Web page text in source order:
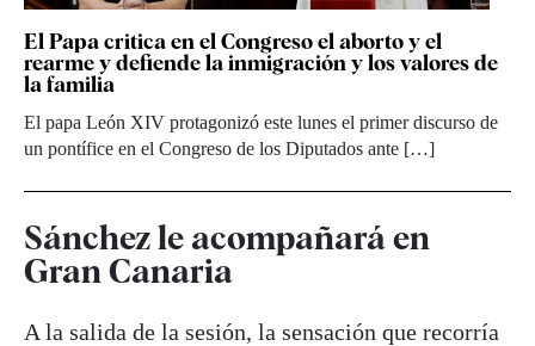
El Papa critica en el Congreso el aborto y el
rearme y defiende la inmigración y los valores de
la familia
El papa León XIV protagonizó este lunes el primer discurso de
un pontífice en el Congreso de los Diputados ante […]
Sánchez le acompañará en
Gran Canaria
A la salida de la sesión, la sensación que recorría